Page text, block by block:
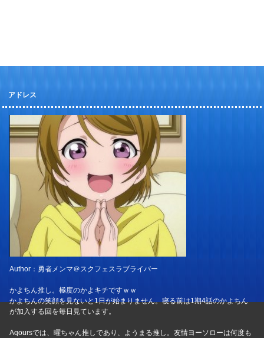
アドレス
Author：勇者メンマ＠スクフェスラブライバー
かよちん推し。極度のかよキチですｗｗ
かよちんの笑顔を見ないと1日が始まりません。寝る前は1期4話のかよちん
が加入する回を毎日見ています。
Aqoursでは、曜ちゃん推しであり、ようまる推し。友情ヨーソローは何度も